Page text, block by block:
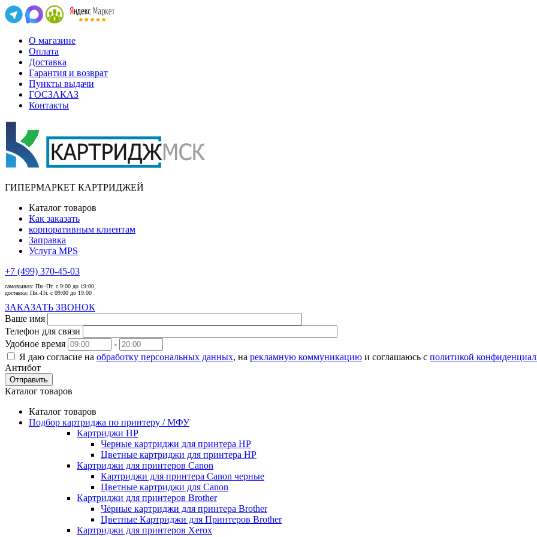
О магазине
Оплата
Доставка
Гарантия и возврат
Пункты выдачи
ГОСЗАКАЗ
Контакты
ГИПЕРМАРКЕТ КАРТРИДЖЕЙ
Каталог товаров
Как заказать
корпоративным клиентам
Заправка
Услуга MPS
+7 (499) 370-45-03
самовывоз: Пн.-Пт. с 9:00 до 19:00,
доставка: Пн.-Пт. с 09:00 до 19.00
ЗАКАЗАТЬ ЗВОНОК
Ваше имя
Телефон для связи
Удобное время
-
Я даю согласие на обработку персональных данных, на рекламную коммуникацию и соглашаюсь с политикой
Антибот
Отправить
Каталог товаров
Каталог товаров
Подбор картриджа по принтеру / МФУ
Картриджи HP
Черные картриджи для принтера HP
Цветные картриджи для принтера HP
Картриджи для принтеров Сanon
Картриджи для принтера Сanon черные
Цветные картриджи для Сanon
Картриджи для принтеров Brother
Чёрные картриджи для принтера Brother
Цветные Картриджи для Принтеров Brother
Картриджи для принтеров Xerox